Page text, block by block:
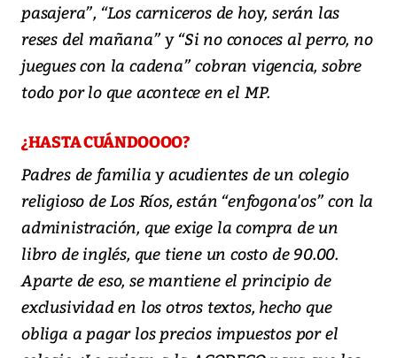
pasajera”, “Los carniceros de hoy, serán las
reses del mañana” y “Si no conoces al perro, no
juegues con la cadena” cobran vigencia, sobre
todo por lo que acontece en el MP.
¿HASTA CUÁNDOOOO?
Padres de familia y acudientes de un colegio
religioso de Los Ríos, están “enfogona'os” con la
administración, que exige la compra de un
libro de inglés, que tiene un costo de 90.00.
Aparte de eso, se mantiene el principio de
exclusividad en los otros textos, hecho que
obliga a pagar los precios impuestos por el